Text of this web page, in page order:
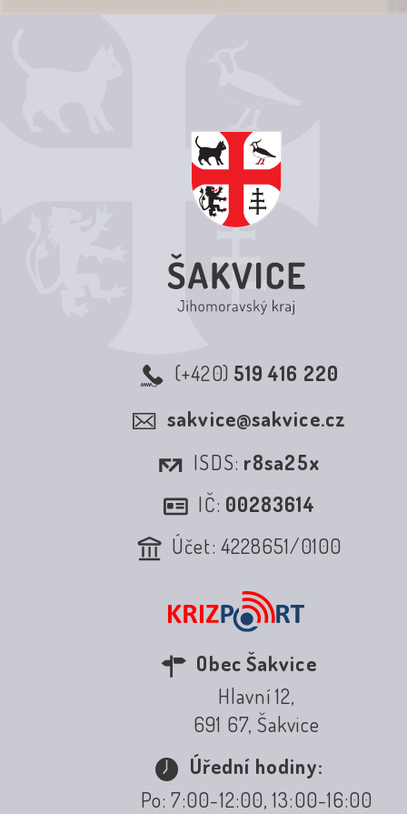
(+420) 519 416 220
sakvice@sakvice.cz
ISDS: r8sa25x
IČ: 00283614
Účet: 4228651/0100
Obec Šakvice
Hlavní 12,
691 67, Šakvice
Úřední hodiny:
Po: 7:00-12:00, 13:00-16:00